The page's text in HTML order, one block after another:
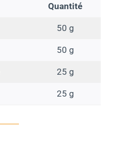
Quantité
50 g
50 g
25 g
25 g